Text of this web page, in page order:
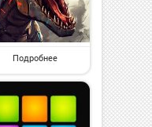
Подробнее